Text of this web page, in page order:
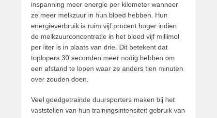
inspanning meer energie per kilometer wanneer
ze meer melkzuur in hun bloed hebben. Hun
energieverbruik is ruim vijf procent hoger indien
de melkzuurconcentratie in het bloed vijf millimol
per liter is in plaats van drie. Dit betekent dat
toplopers 30 seconden meer nodig hebben om
een afstand te lopen waar ze anders tien minuten
over zouden doen.
Veel goedgetrainde duursporters maken bij het
vaststellen van hun trainingsintensiteit gebruik van